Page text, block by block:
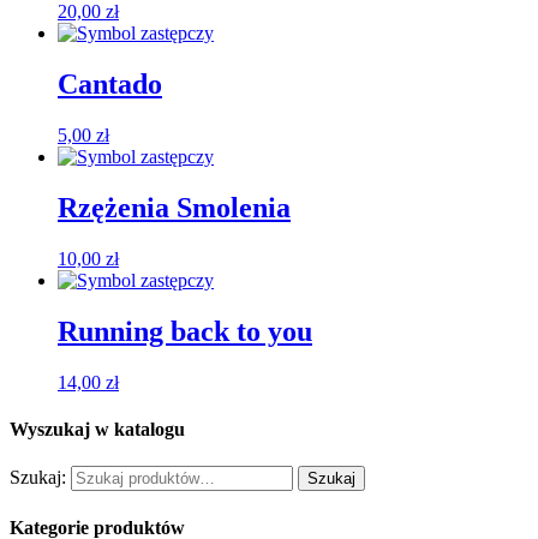
20,00 zł
Cantado
5,00 zł
Rzężenia Smolenia
10,00 zł
Running back to you
14,00 zł
Wyszukaj w katalogu
Szukaj: Szukaj
Kategorie produktów